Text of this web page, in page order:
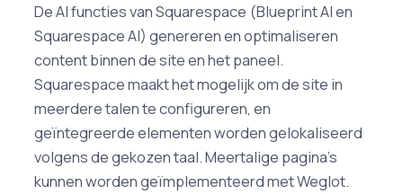
De AI functies van Squarespace (Blueprint AI en
Squarespace AI) genereren en optimaliseren
content binnen de site en het paneel.
Squarespace maakt het mogelijk om de site in
meerdere talen te configureren, en
geïntegreerde elementen worden gelokaliseerd
volgens de gekozen taal. Meertalige pagina's
kunnen worden geïmplementeerd met Weglot.